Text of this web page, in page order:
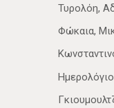
Τυρολόη,
Φώκαια,